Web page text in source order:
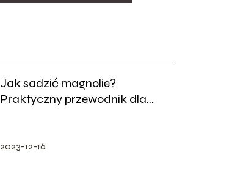
Jak sadzić magnolie?
Praktyczny przewodnik dla
2023-12-16